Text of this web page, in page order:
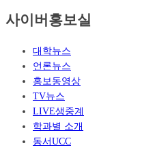
사이버홍보실
대학뉴스
언론뉴스
홍보동영상
TV뉴스
LIVE생중계
학과별 소개
동서UCC